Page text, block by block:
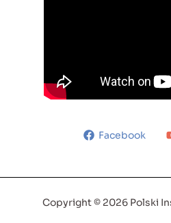
Facebook
Copyright © 2026 Polski